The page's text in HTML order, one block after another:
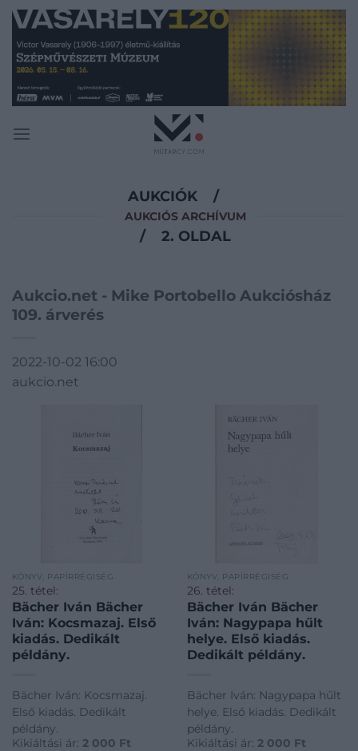
Skip
content
AUKCIÓK /
AUKCIÓS ARCHÍVUM
/ 2. OLDAL
Aukcio.net - Mike Portobello Aukciósház
109. árverés
2022-10-02 16:00
aukcio.net
KÖNYV, PAPÍRRÉGISÉG
25. tétel:
Bächer Iván Bächer
Iván: Kocsmazaj. Első
kiadás. Dedikált
példány.
Bächer Iván: Kocsmazaj.
Első kiadás. Dedikált
példány.
Kikiáltási ár: 2 000 Ft
KÖNYV, PAPÍRRÉGISÉG
26. tétel:
Bächer Iván Bächer
Iván: Nagypapa hűlt
helye. Első kiadás.
Dedikált példány.
Bächer Iván: Nagypapa hűlt
helye. Első kiadás. Dedikált
példány.
Kikiáltási ár: 2 000 Ft